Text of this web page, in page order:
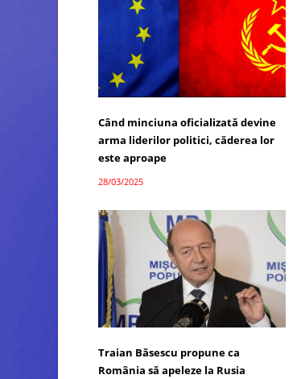
Când minciuna oficializată devine
arma liderilor politici, căderea lor
este aproape
28/03/2025
Traian Băsescu propune ca
România să apeleze la Rusia